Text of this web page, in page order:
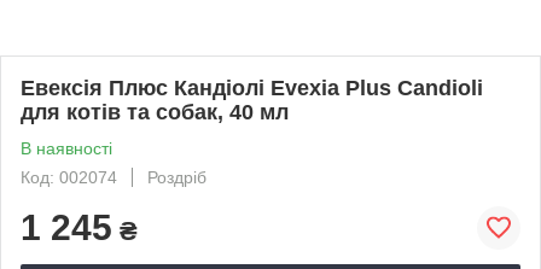
Евексія Плюс Кандіолі Evexia Plus Candioli
для котів та собак, 40 мл
В наявності
Код: 002074
Роздріб
1 245 ₴